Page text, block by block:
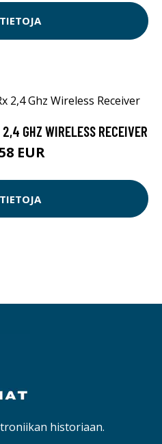
GHZ WIRELESS RECEIVER
EUR
historiaan.